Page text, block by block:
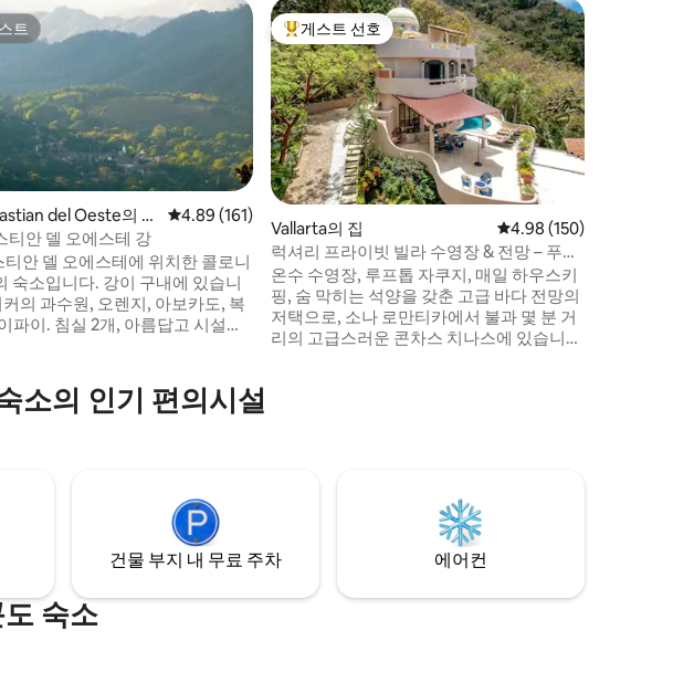
기 234개
트
트
del Oeste의 별
평점 4.89점(5점 만점), 후기 161개
4.89 (161)
티안 델 오에스테 강
티안 델 오에스테에 위치한 콜로니
숙소입니다. 강이 구내에 있습니
커의 과수원, 오렌지, 아보카도, 복
파이. 침실 2개, 아름답고 시설이
산세바스티안 델 오에
에라 마드레 산맥에 자리잡고 있
간주됩니다. 1600년대 식민
숲속의 아름다운 강변 산책로. 요
고, 걷고, 글을 쓰고, 매우 행복할
상위 게스트 선호
게스트 선호
Vallarta의 집 평점 4.98점(5점 만점),
4.98 (150)
럭셔리 프라이빗 빌라 수영장 & 전망 – 푸에
르토 바야르타
온수 수영장, 루프톱 자쿠지, 매일 하우스키
핑, 숨 막히는 석양을 갖춘 고급 바다 전망의
저택으로, 소나 로만티카에서 불과 몇 분 거
리의 고급스러운 콘차스 치나스에 있습니
소의 인기 편의시설
건물 부지 내 무료 주차 에어컨
숙소